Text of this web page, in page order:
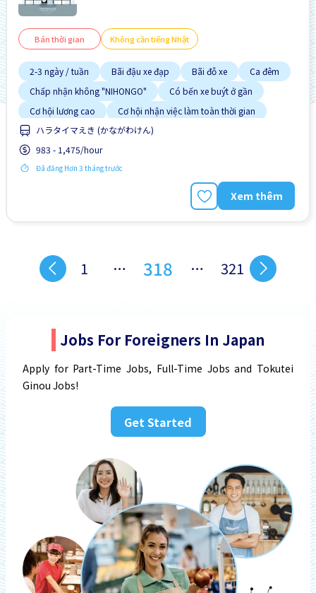
Bán thời gian Không cần tiếng Nhật
2-3 ngày / tuần Bãi đậu xe đạp Bãi đỗ xe
Ca đêm
Chấp nhận không "NIHONGO"
Có bến xe buýt ở gần
Cơ hội lương cao
Cơ hội nhận việc làm toàn thời gian
Cơ hội thăng tiến
ハラタイマえき (かながわけん)
983 - 1,475/hour
Đã đăng Hơn 3 tháng trước
Xem thêm
1 … 318 … 321
Jobs For Foreigners In Japan
Apply for Part-Time Jobs, Full-Time Jobs and Tokutei
Ginou Jobs!
Get Started